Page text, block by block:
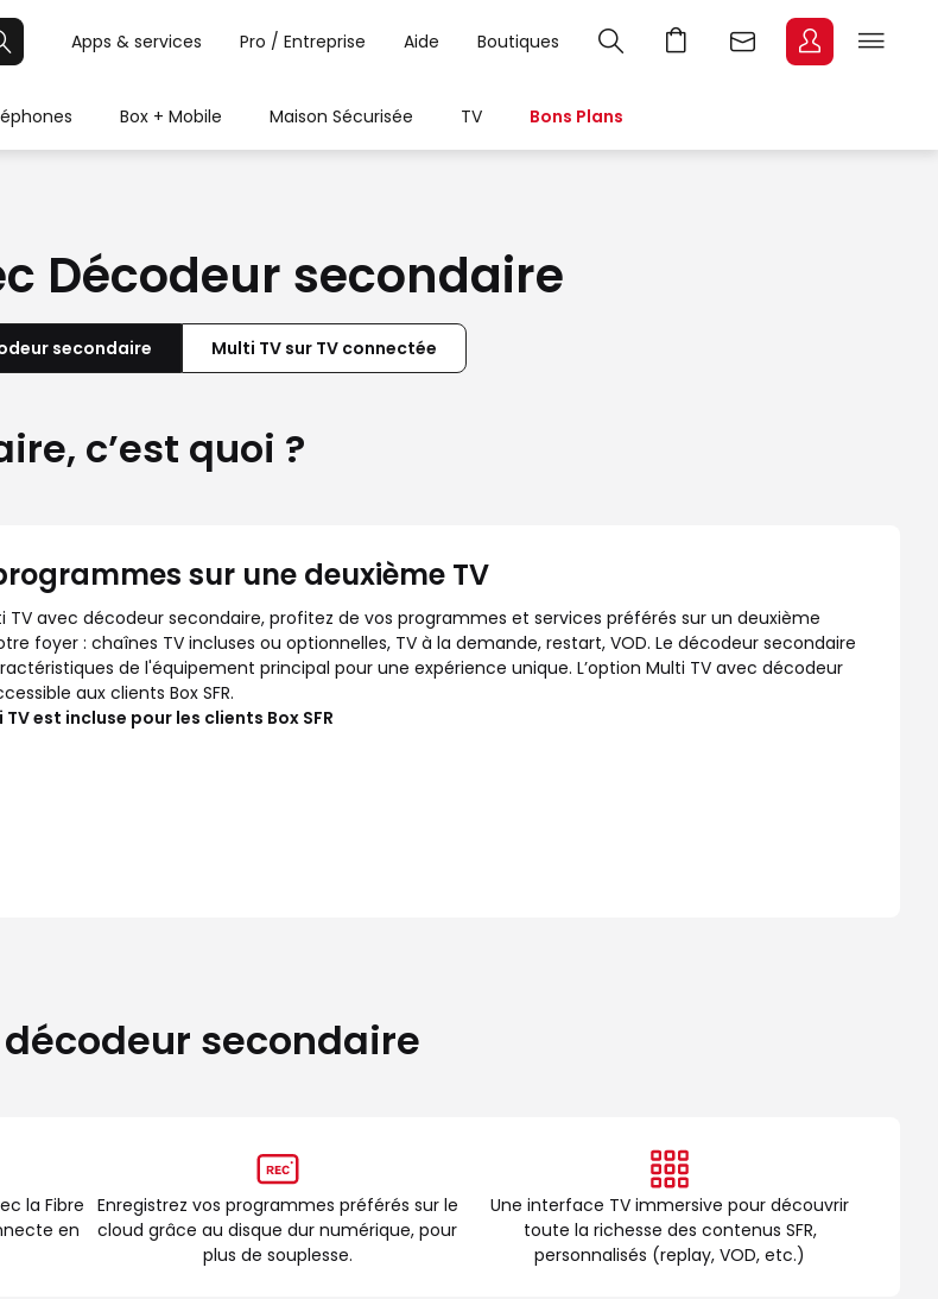
Apps & services Pro / Entreprise Aide Boutiques
Box + Mobile Maison Sécurisée TV Bons Plans
Décodeur secondaire
secondaire Multi TV sur TV connectée
c’est quoi ?
sur une deuxième TV
TV avec décodeur secondaire, profitez de vos programmes et services préférés sur un deuxième
foyer : chaînes TV incluses ou optionnelles, TV à la demande, restart, VOD. Le décodeur secondaire
de l'équipement principal pour une expérience unique. L’option Multi TV avec décodeur
aux clients Box SFR.
est incluse pour les clients Box SFR
secondaire
la Fibre
en
Enregistrez vos programmes préférés sur le
cloud grâce au disque dur numérique, pour
plus de souplesse.
Une interface TV immersive pour découvrir
toute la richesse des contenus SFR,
personnalisés (replay, VOD, etc.)